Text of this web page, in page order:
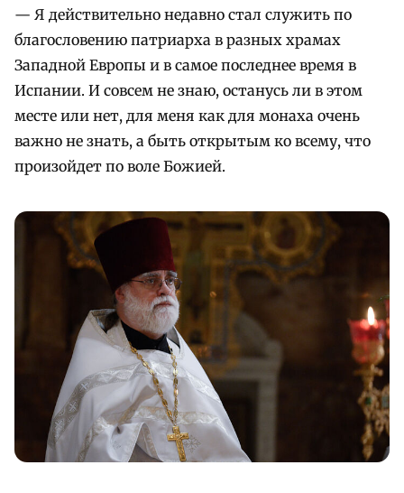
— Я действительно недавно стал служить по
благословению патриарха в разных храмах
Западной Европы и в самое последнее время в
Испании. И совсем не знаю, останусь ли в этом
месте или нет, для меня как для монаха очень
важно не знать, а быть открытым ко всему, что
произойдет по воле Божией.